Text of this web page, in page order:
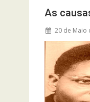
As
20 de Maio